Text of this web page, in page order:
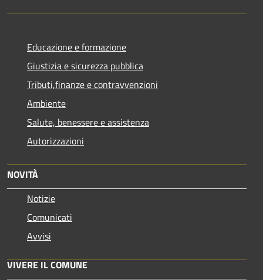
Educazione e formazione
Giustizia e sicurezza pubblica
Tributi,finanze e contravvenzioni
Ambiente
Salute, benessere e assistenza
Autorizzazioni
NOVITÀ
Notizie
Comunicati
Avvisi
VIVERE IL COMUNE